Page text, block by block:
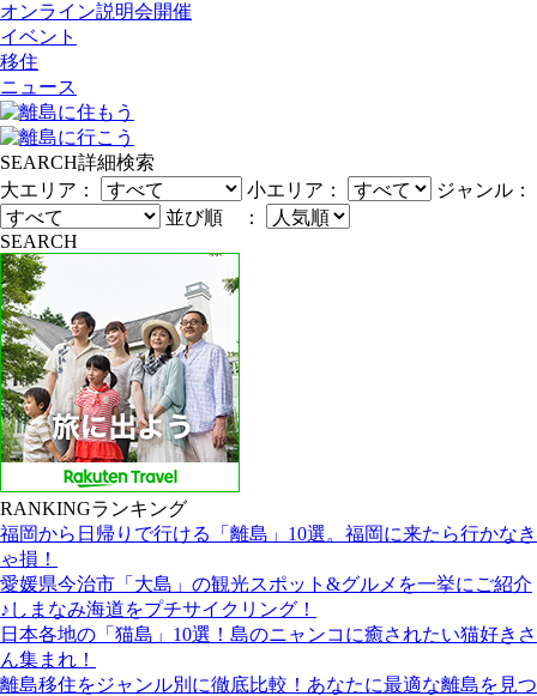
オンライン説明会開催
イベント
移住
ニュース
SEARCH詳細検索
大エリア：
小エリア：
ジャンル：
並び順 ：
SEARCH
RANKINGランキング
福岡から日帰りで行ける「離島」10選。福岡に来たら行かなき
ゃ損！
愛媛県今治市「大島」の観光スポット&グルメを一挙にご紹介
♪しまなみ海道をプチサイクリング！
日本各地の「猫島」10選！島のニャンコに癒されたい猫好きさ
ん集まれ！
離島移住をジャンル別に徹底比較！あなたに最適な離島を見つ